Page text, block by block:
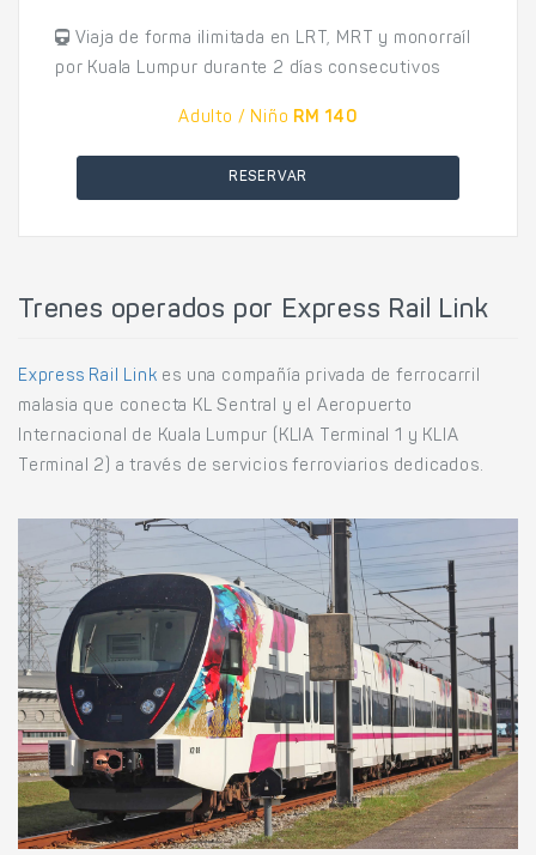
Viaja de forma ilimitada en LRT, MRT y monorraíl
por Kuala Lumpur durante 2 días consecutivos
Adulto / Niño RM 140
RESERVAR
Trenes operados por Express Rail Link
Express Rail Link es una compañía privada de ferrocarril
malasia que conecta KL Sentral y el Aeropuerto
Internacional de Kuala Lumpur (KLIA Terminal 1 y KLIA
Terminal 2) a través de servicios ferroviarios dedicados.